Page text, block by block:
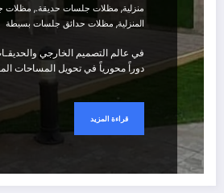
منزلية, مظلات جلسات حديقة., مظلات
المنزلية, مظلات حدائق جلسات بسيطة
في عالم التصميم الخارجي
دوراً محورياً في تحويل المساحات
قراءة المزيد